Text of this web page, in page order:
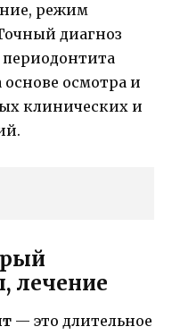
режим
диагноз
основе осмотра и
клинических и
лечение
— это длительное